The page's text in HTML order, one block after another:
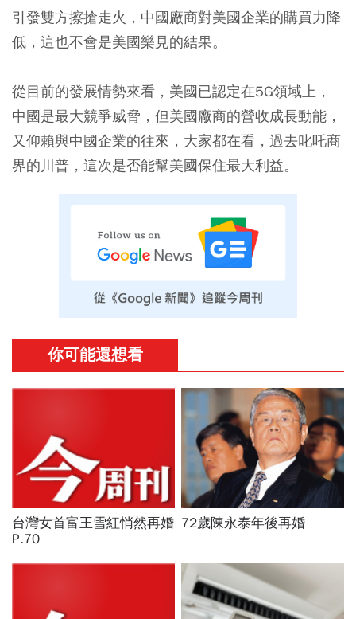
引發雙方擦搶走火，中國廠商對美國企業的購買力降
低，這也不會是美國樂見的結果。
從目前的發展情勢來看，美國已認定在5G領域上，
中國是最大競爭威脅，但美國廠商的營收成長動能，
又仰賴與中國企業的往來，大家都在看，過去叱吒商
界的川普，這次是否能幫美國保住最大利益。